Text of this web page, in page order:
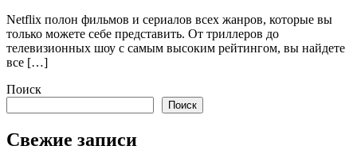
Netflix полон фильмов и сериалов всех жанров, которые вы
только можете себе представить. От триллеров до
телевизионных шоу с самым высоким рейтингом, вы найдете
все […]
Поиск
Поиск
Свежие записи